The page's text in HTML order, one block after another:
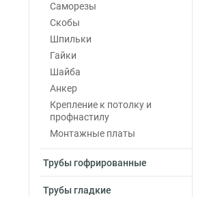
Саморезы
Скобы
Шпильки
Гайки
Шайба
Анкер
Крепление к потолку и
профнастилу
Монтажные платы
Трубы гофрированные
Трубы гладкие